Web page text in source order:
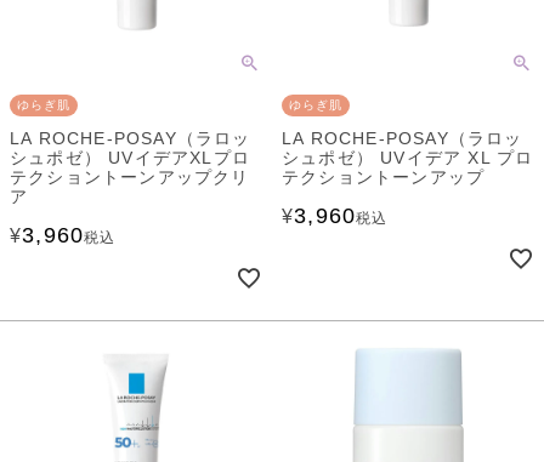
ゆらぎ肌
LA ROCHE-POSAY（ラロッ
シュポゼ） UVイデアXLプロ
テクショントーンアップクリ
ア
¥3,960税込
ゆらぎ肌
LA ROCHE-POSAY（ラロッ
シュポゼ） UVイデア XL プロ
テクショントーンアップ
¥3,960税込